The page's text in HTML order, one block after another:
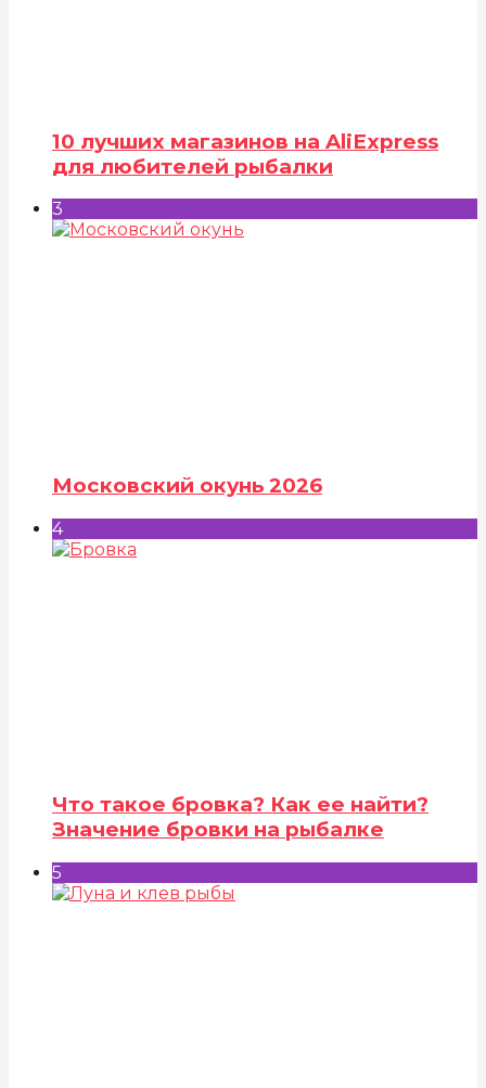
10 лучших магазинов на AliExpress
для любителей рыбалки
3
Московский окунь 2026
4
Что такое бровка? Как ее найти?
Значение бровки на рыбалке
5